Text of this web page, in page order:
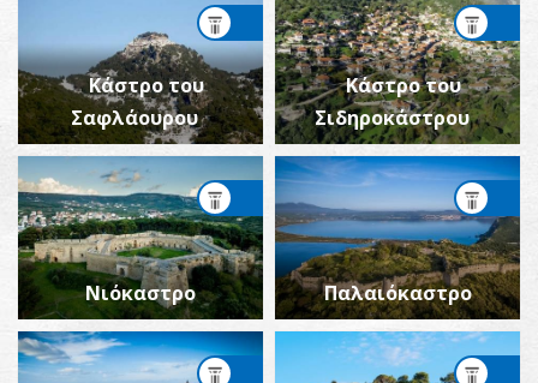
Κάστρο του
Σαφλάουρου
Κάστρο του
Σιδηροκάστρου
Νιόκαστρο Παλαιόκαστρο